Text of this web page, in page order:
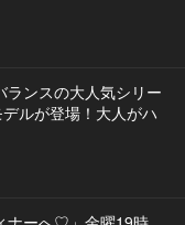
ランスの大人気シリー
ルが登場！大人がハ